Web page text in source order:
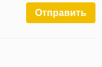
Отправить